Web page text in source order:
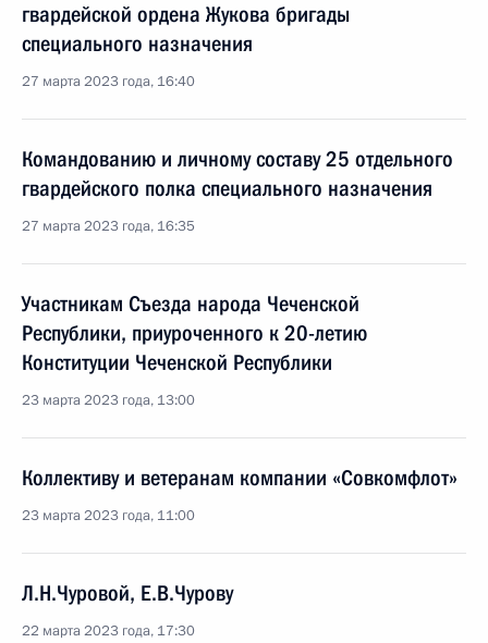
гвардейской ордена Жукова бригады
специального назначения
27 марта 2023 года, 16:40
Командованию и личному составу 25 отдельного
гвардейского полка специального назначения
27 марта 2023 года, 16:35
Участникам Съезда народа Чеченской
Республики, приуроченного к 20-летию
Конституции Чеченской Республики
23 марта 2023 года, 13:00
Коллективу и ветеранам компании «Совкомфлот»
23 марта 2023 года, 11:00
Л.Н.Чуровой, Е.В.Чурову
22 марта 2023 года, 17:30